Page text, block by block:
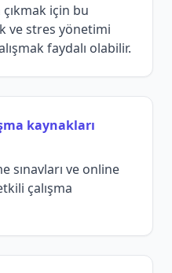
çıkmak için bu
ve stres yönetimi
faydalı olabilir.
kaynakları
sınavları ve online
çalışma